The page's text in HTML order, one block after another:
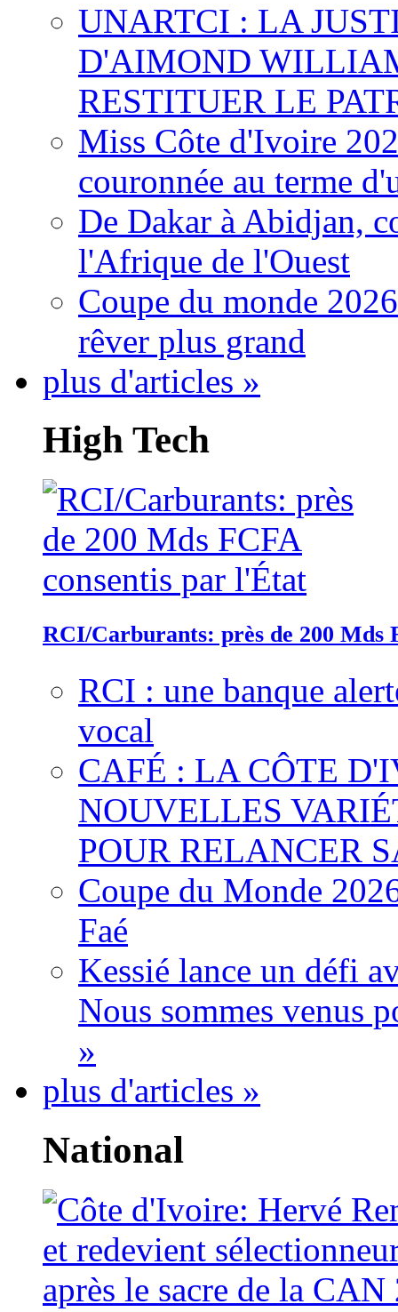
UNARTCI : LA
D'AIMOND
RESTITUER LE
Miss Côte d'Ivoire
couronnée au terme
De Dakar à Abidjan,
l'Afrique de l'Ouest
Coupe du monde
rêver plus grand
plus d'articles »
High Tech
RCI/Carburants: près de 200 Mds
RCI : une banque
vocal
CAFÉ : LA CÔTE
NOUVELLES
POUR RELANCER
Coupe du Monde
Faé
Kessié lance un défi
Nous sommes venus
»
plus d'articles »
National